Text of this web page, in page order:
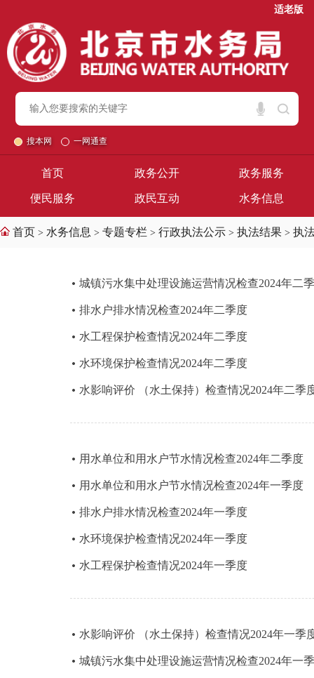
适老版
搜本网 一网通查
首页 政务公开 政务服务
便民服务 政民互动 水务信息
首页 > 水务信息 > 专题专栏 > 行政执法公示 > 执法结果 > 执
城镇污水集中处理设施运营情况检查2024年二
排水户排水情况检查2024年二季度
水工程保护检查情况2024年二季度
水环境保护检查情况2024年二季度
水影响评价 （水土保持）检查情况2024年二季
用水单位和用水户节水情况检查2024年二季度
用水单位和用水户节水情况检查2024年一季度
排水户排水情况检查2024年一季度
水环境保护检查情况2024年一季度
水工程保护检查情况2024年一季度
水影响评价 （水土保持）检查情况2024年一季
城镇污水集中处理设施运营情况检查2024年一